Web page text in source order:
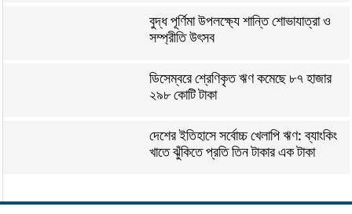
বুদ্ধ পূর্ণিমা উপলক্ষ্যে শান্তি শোভাযাত্রা ও
সম্প্রীতি উৎসব
ডিসেম্বরে শ্রেণিকৃত ঋণ কমেছে ৮৭ হাজার
২৯৮ কোটি টাকা
দেশের ইতিহাসে সর্বোচ্চ খেলাপি ঋণ: ব্যাংকিং
খাতে ঝুঁকিতে প্রতি তিন টাকার এক টাকা